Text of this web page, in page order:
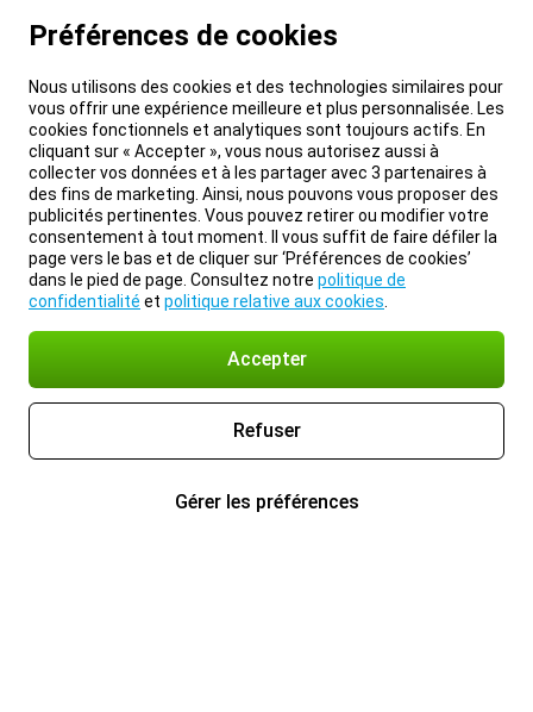
Préférences de cookies
Nous utilisons des cookies et des technologies similaires pour
vous offrir une expérience meilleure et plus personnalisée. Les
cookies fonctionnels et analytiques sont toujours actifs. En
cliquant sur « Accepter », vous nous autorisez aussi à
collecter vos données et à les partager avec 3 partenaires à
des fins de marketing. Ainsi, nous pouvons vous proposer des
publicités pertinentes. Vous pouvez retirer ou modifier votre
consentement à tout moment. Il vous suffit de faire défiler la
page vers le bas et de cliquer sur ‘Préférences de cookies’
dans le pied de page. Consultez notre politique de
confidentialité et politique relative aux cookies
Accepter
Refuser
Gérer les préférences